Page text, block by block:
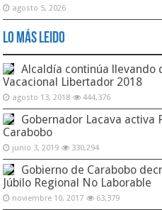
agosto 5, 2026
Lo Más Leido
Alcaldía continúa llevando
Vacacional Libertador 2018
agosto 13, 2018 444,376
Gobernador Lacava activa
Carabobo
junio 3, 2019 330,294
Gobierno de Carabobo
Júbilo Regional No Laborable
noviembre 10, 2017 63,379